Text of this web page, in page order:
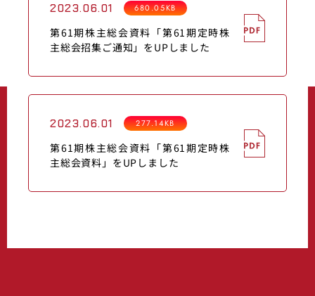
2023.06.01 680.05KB
第61期株主総会資料「第61期定時株
主総会招集ご通知」をUPしました
2023.06.01 277.14KB
第61期株主総会資料「第61期定時株
主総会資料」をUPしました